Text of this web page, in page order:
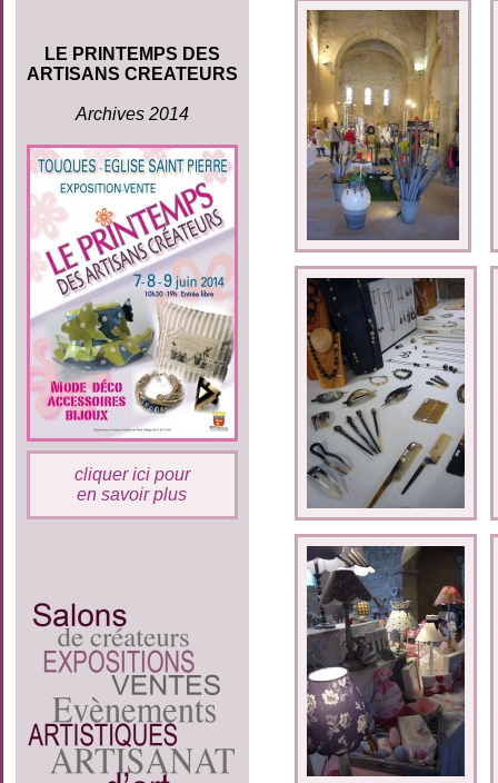
LE PRINTEMPS DES
ARTISANS CREATEURS
Archives 2014
cliquer ici pour
en savoir plus